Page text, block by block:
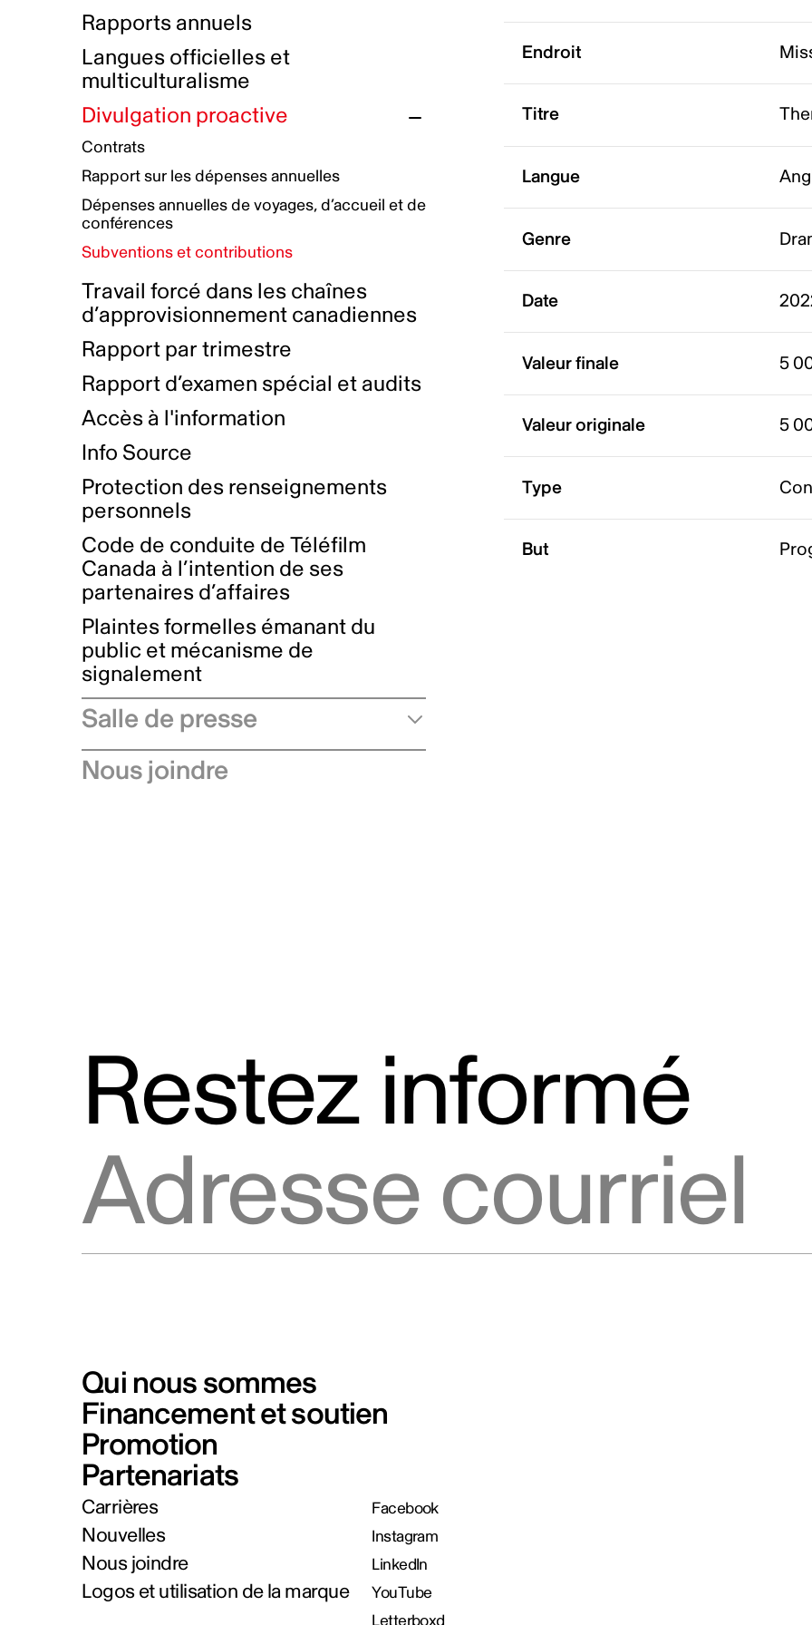
Initiatives autochtones
Plan de réconciliation autochtone
Groupe de travail autochtone
Principes directeurs sur le
harcèlement
Plan d’action pour la parité
Plan d'équité, de diversité,
d'inclusion et d'accessibilité
Boîte à outils pour le récit authentique
Collecte de données et l’auto-identification
Plan d'accessibilité
Rémunération et avantages
Prix et certifications
Nos valeurs d’entreprise
Rapports annuels
Langues officielles et
multiculturalisme
Divulgation proactive
Contrats
Rapport sur les dépenses annuelles
Dépenses annuelles de voyages, d’accueil et de
conférences
Subventions et contributions
Travail forcé dans les chaînes
d’approvisionnement canadiennes
Rapport par trimestre
Rapport d’examen spécial et audits
Accès à l'information
Info Source
Protection des renseignements
personnels
Code de conduite de Téléfilm
Canada à l’intention de ses
partenaires d’affaires
Plaintes formelles émanant du
public et mécanisme de
signalement
Salle de presse
Communiqués de presse
Nous joindre
Endroit
Titre
Langue
Genre
Date
Valeur finale 5
Valeur originale 5
Type
But
Restez informé
Qui nous sommes
Financement et soutien
Promotion
Partenariats
Carrières
Nouvelles
Nous joindre
Logos et utilisation de la marque
Facebook
Instagram
LinkedIn
YouTube
Letterboxd